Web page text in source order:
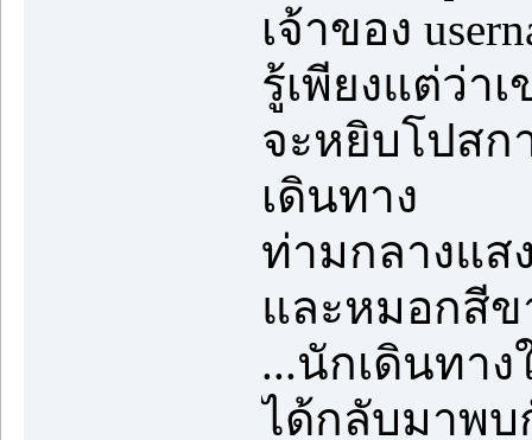
เจ้าของ
รู้เพียงแต่ว่า
จะหยิบโปสก
เดินทาง
ท่ามกลางแส
และหมอกสีข
...นักเดินทา
ได้กลับมาพบ